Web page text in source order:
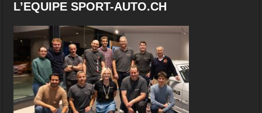
L’EQUIPE SPORT-AUTO.CH